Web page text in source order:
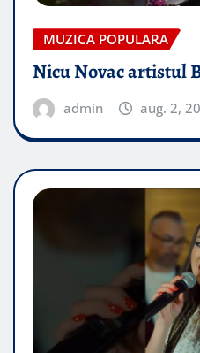
MUZICA POPULARA
Nicu Novac artistul
admin aug. 2,